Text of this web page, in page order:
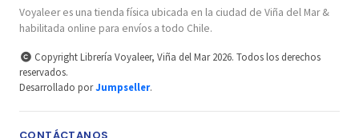
Voyaleer es una tienda física ubicada en la ciudad de Viña del Mar &
habilitada online para envíos a todo Chile.
Copyright Librería Voyaleer, Viña del Mar 2026. Todos los derechos
reservados.
Desarrollado porJumpseller.
CONTÁCTANOS